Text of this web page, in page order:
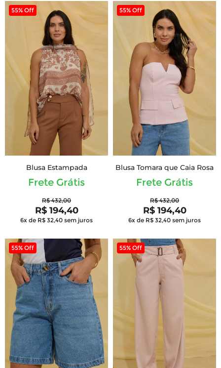
55% Off
Blusa Estampada
Frete Grátis
R$ 432,00
R$ 194,40
6x de R$ 32,40 sem juros
55% Off
Blusa Tomara que Caia Rosa
Frete Grátis
R$ 432,00
R$ 194,40
6x de R$ 32,40 sem juros
55% Off 55% Off